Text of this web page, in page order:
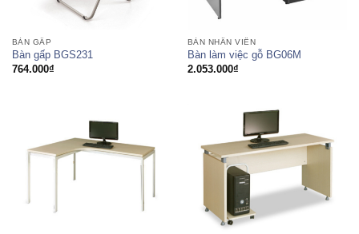
BÀN GẤP
Bàn gấp BGS231
764.000₫
BÀN NHÂN VIÊN
Bàn làm việc gỗ BG06M
2.053.000₫